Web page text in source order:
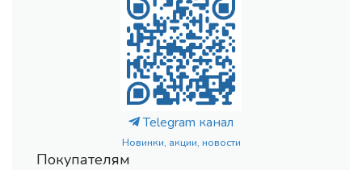
Telegram канал
Новинки, акции, новости
Покупателям